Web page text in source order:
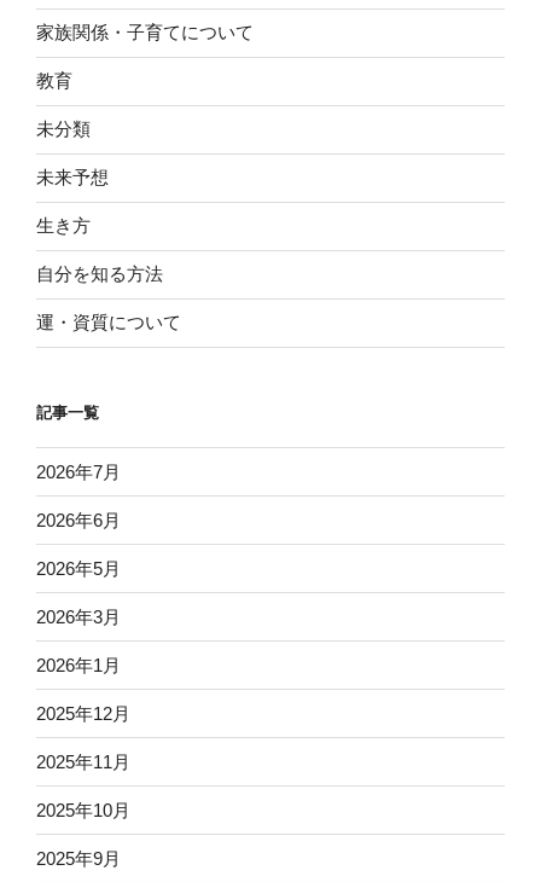
家族関係・子育てについて
教育
未分類
未来予想
生き方
自分を知る方法
運・資質について
記事一覧
2026年7月
2026年6月
2026年5月
2026年3月
2026年1月
2025年12月
2025年11月
2025年10月
2025年9月